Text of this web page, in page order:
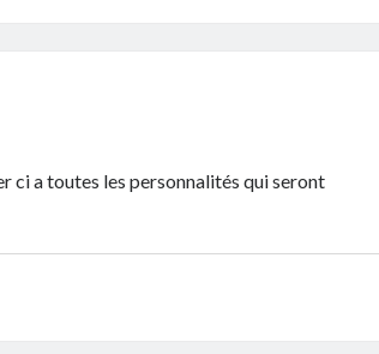
ci a toutes les personnalités qui seront